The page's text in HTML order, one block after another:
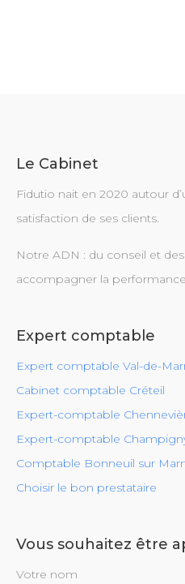
Le Cabinet
Fidutio nait en 2020 autour
satisfaction de ses clients.
Notre ADN : du conseil et
accompagner la
Expert comptable
Expert comptable Val-de-
Cabinet comptable Créteil
Expert-comptable
Expert-comptable
Comptable Bonneuil sur
Choisir le bon prestataire
Vous souhaitez être
Votre nom